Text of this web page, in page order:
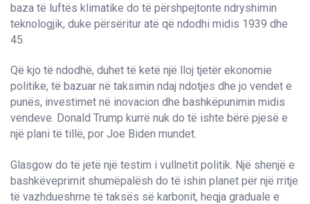
baza të luftës klimatike do të përshpejtonte ndryshimin
teknologjik, duke përsëritur atë që ndodhi midis 1939 dhe
45.
Që kjo të ndodhë, duhet të ketë një lloj tjetër ekonomie
politike, të bazuar në taksimin ndaj ndotjes dhe jo vendet e
punës, investimet në inovacion dhe bashkëpunimin midis
vendeve. Donald Trump kurrë nuk do të ishte bërë pjesë e
një plani të tillë, por Joe Biden mundet.
Glasgow do të jetë një testim i vullnetit politik. Një shenjë e
bashkëveprimit shumëpalësh do të ishin planet për një rritje
të vazhdueshme të taksës së karbonit, heqja graduale e